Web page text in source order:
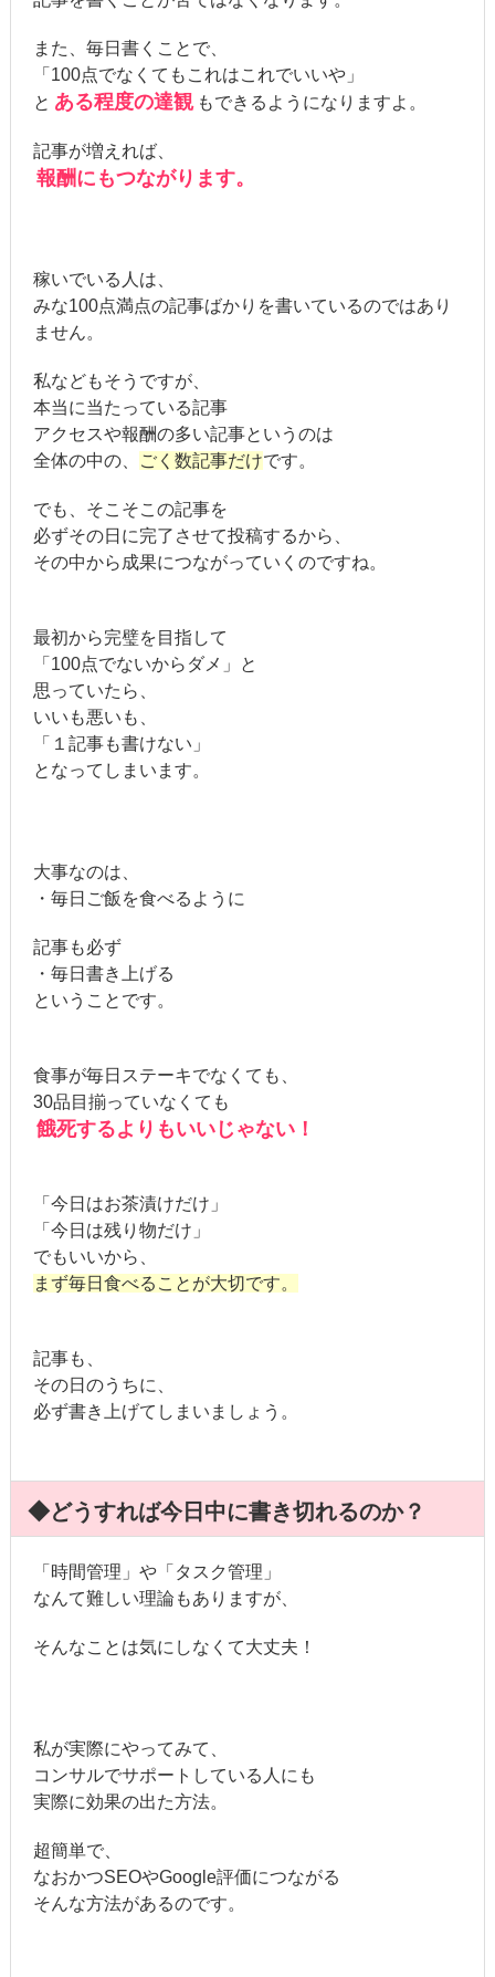
また、毎日書くことで、
「100点でなくてもこれはこれでいいや」
と ある程度の達観 もできるようになりますよ。
記事が増えれば、
報酬にもつながります。
稼いでいる人は、
みな100点満点の記事ばかりを書いているのではあり
ません。
私などもそうですが、
本当に当たっている記事
アクセスや報酬の多い記事というのは
全体の中の、
ごく数記事だけです。
でも、そこそこの記事を
必ずその日に完了させて投稿するから、
その中から成果につながっていくのですね。
最初から完璧を目指して
「100点でないからダメ」と
思っていたら、
いいも悪いも、
「１記事も書けない」
となってしまいます。
大事なのは、
・毎日ご飯を食べるように
記事も必ず
・毎日書き上げる
ということです。
食事が毎日ステーキでなくても、
30品目揃っていなくても
餓死するよりもいいじゃない！
「今日はお茶漬けだけ」
「今日は残り物だけ」
でもいいから、
まず毎日食べることが大切です。
記事も、
その日のうちに、
必ず書き上げてしまいましょう。
◆どうすれば今日中に書き切れるのか？
「時間管理」や「タスク管理」
なんて難しい理論もありますが、
そんなことは気にしなくて大丈夫！
私が実際にやってみて、
コンサルでサポートしている人にも
実際に効果の出た方法。
超簡単で、
なおかつSEOやGoogle評価につながる
そんな方法があるのです。